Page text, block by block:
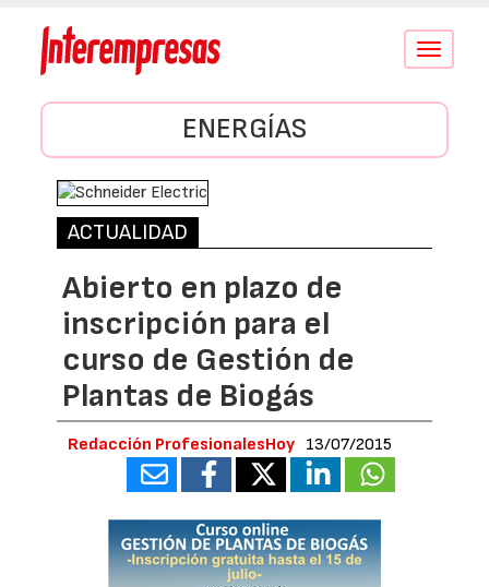
Conmutar
ENERGÍAS
ACTUALIDAD
Abierto en plazo de
inscripción para el
curso de Gestión de
Plantas de Biogás
Redacción ProfesionalesHoy 13/07/2015